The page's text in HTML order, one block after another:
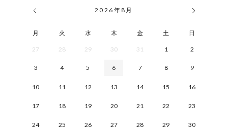
2026 年 8月
月 火 水 木 金 土 日
27 28 29 30 31 1 2
3 4 5 6 7 8 9
10 11 12 13 14 15 16
17 18 19 20 21 22 23
24 25 26 27 28 29 30